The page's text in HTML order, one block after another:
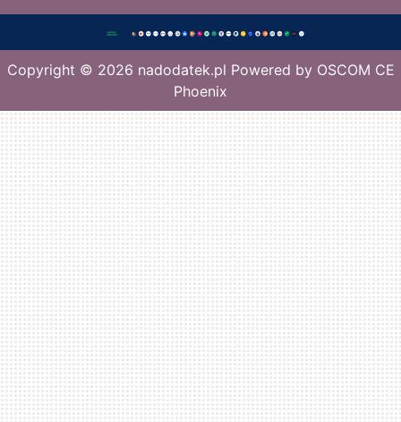
Copyright © 2026 nadodatek.pl Powered by OSCOM CE
Phoenix